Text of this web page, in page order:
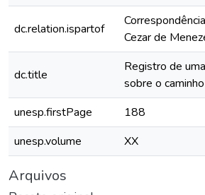
dc.relation.ispartof
Cezar de
dc.title
Registro de
sobre o
unesp.firstPage
188
unesp.volume
XX
Arquivos